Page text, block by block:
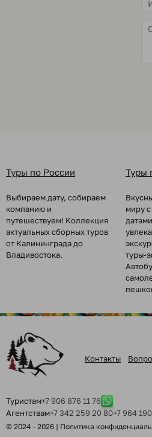
Туры по России
Выбираем дату, собираем
компанию и
путешествуем! Коллекция
актуальных сборных туров
от Калининграда до
Владивостока.
Туры
миру
туры-
Контакты
Туристам+7 906 876 11 76
Агентствам+7 342 259 20 80+7 964
© 2024 - 2026 | Политика